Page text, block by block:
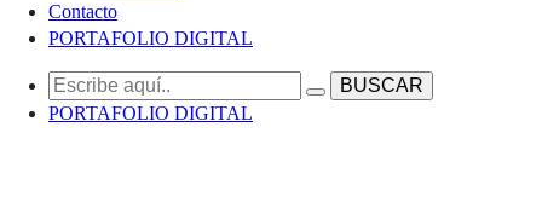
Contacto
PORTAFOLIO DIGITAL
PORTAFOLIO DIGITAL